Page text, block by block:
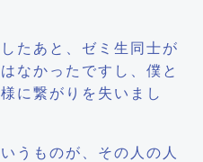
たあと、ゼミ生同士が
なかったですし、僕と
に繋がりを失いまし
うものが、その人の人